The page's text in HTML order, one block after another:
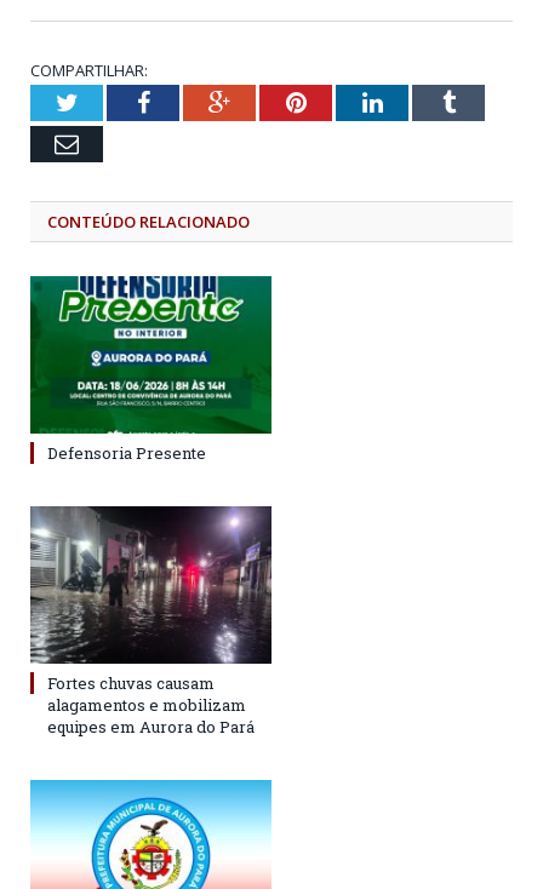
COMPARTILHAR:
TwitterFacebookGoogle+PinterestLinkedInTumblr
Email
CONTEÚDO RELACIONADO
Defensoria Presente
Fortes chuvas causam
alagamentos e mobilizam
equipes em Aurora do Pará